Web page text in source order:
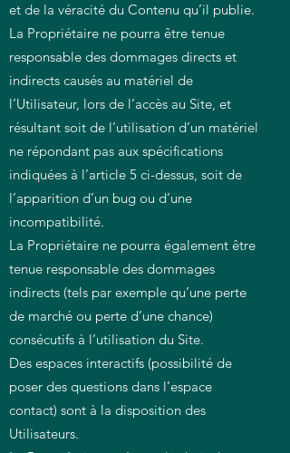
et de la véracité du Contenu qu’il publie.
La Propriétaire ne pourra être tenue
responsable des dommages directs et
indirects causés au matériel de
l’Utilisateur, lors de l’accès au Site, et
résultant soit de l’utilisation d’un matériel
ne répondant pas aux spécifications
indiquées à l’article 5 ci-dessus, soit de
l’apparition d’un bug ou d’une
incompatibilité.
La Propriétaire ne pourra également être
tenue responsable des dommages
indirects (tels par exemple qu’une perte
de marché ou perte d’une chance)
consécutifs à l’utilisation du Site.
Des espaces interactifs (possibilité de
poser des questions dans l’espace
contact) sont à la disposition des
Utilisateurs.